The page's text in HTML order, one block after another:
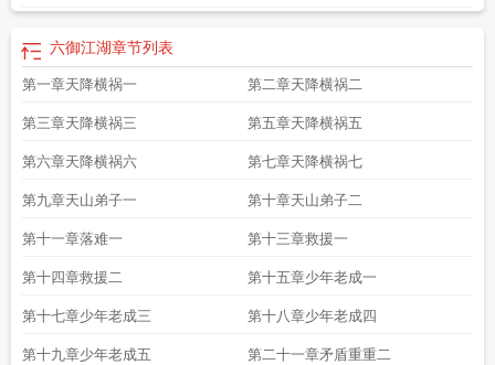
女主龙御江湖升级版六御好看吗六御起点六御是哪六御六御的徒弟是谁六
御和四御六御分别管什么这就是江湖御马
么意思这就是江湖御马4六御有女主吗六御都是谁一剑御江湖六御分别掌管
什么江湖不良人第六季 六御四御
六御江湖章节列表
第一章天降横祸一 第二章天降横祸二
第三章天降横祸三 第五章天降横祸五
第六章天降横祸六 第七章天降横祸七
第九章天山弟子一 第十章天山弟子二
第十一章落难一 第十三章救援一
第十四章救援二 第十五章少年老成一
第十七章少年老成三 第十八章少年老成四
第十九章少年老成五 第二十一章矛盾重重二